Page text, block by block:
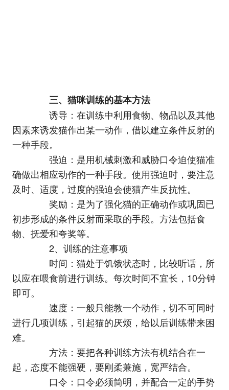
三、猫咪训练的基本方法
诱导：在训练中利用食物、物品以及其他
因素来诱发猫作出某一动作，借以建立条件反射的
一种手段。
强迫：是用机械刺激和威胁口令迫使猫准
确做出相应动作的一种手段。使用强迫时，要注意
及时、适度，过度的强迫会使猫产生反抗性。
奖励：是为了强化猫的正确动作或巩固已
初步形成的条件反射而采取的手段。方法包括食
物、抚爱和夸奖等。
2、训练的注意事项
时间：猫处于饥饿状态时，比较听话，所
以应在喂食前进行训练。每次时间不宜长，10分钟
即可。
速度：一般只能教一个动作，切不可同时
进行几项训练，引起猫的厌烦，给以后训练带来困
难。
方法：要把各种训练方法有机结合在一
起，态度不能强硬，要刚柔兼施，宽严结合。
口令：口令必须简明，并配合一定的手势